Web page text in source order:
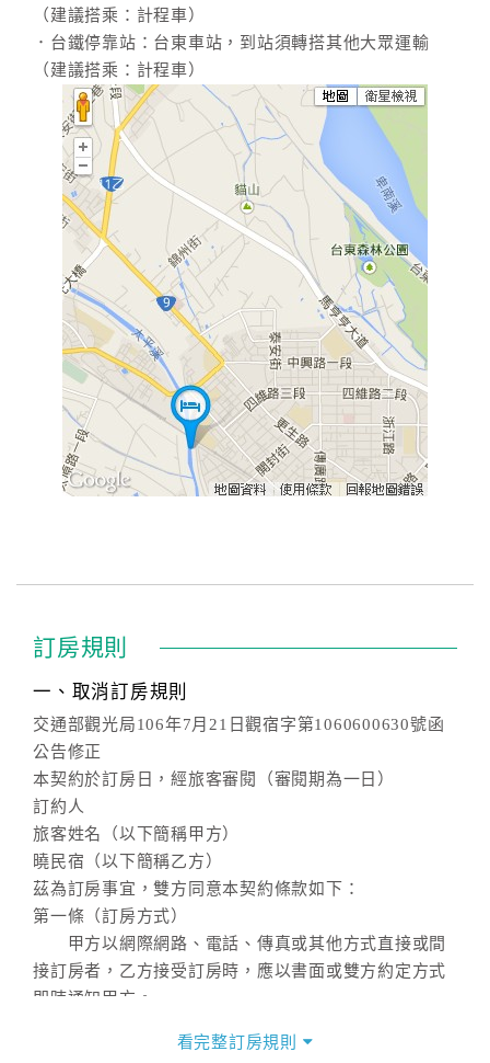
（建議搭乘：計程車）
．台鐵停靠站：台東車站，到站須轉搭其他大眾運輸
（建議搭乘：計程車）
訂房規則
一、取消訂房規則
交通部觀光局106年7月21日觀宿字第1060600630號函
公告修正
本契約於訂房日，經旅客審閱（審閱期為一日）
訂約人
旅客姓名（以下簡稱甲方）
曉民宿（以下簡稱乙方）
茲為訂房事宜，雙方同意本契約條款如下：
第一條（訂房方式）
甲方以網際網路、電話、傳真或其他方式直接或間
接訂房者，乙方接受訂房時，應以書面或雙方約定方式
即時通知甲方。
甲方訂房應告知乙方預定住宿之期間、所需客房房
看完整訂房規則